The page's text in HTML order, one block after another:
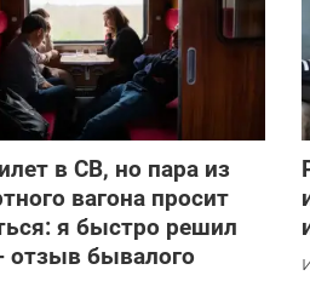
в СВ, но пара из
вагона просит
я быстро решил
отзыв бывалого